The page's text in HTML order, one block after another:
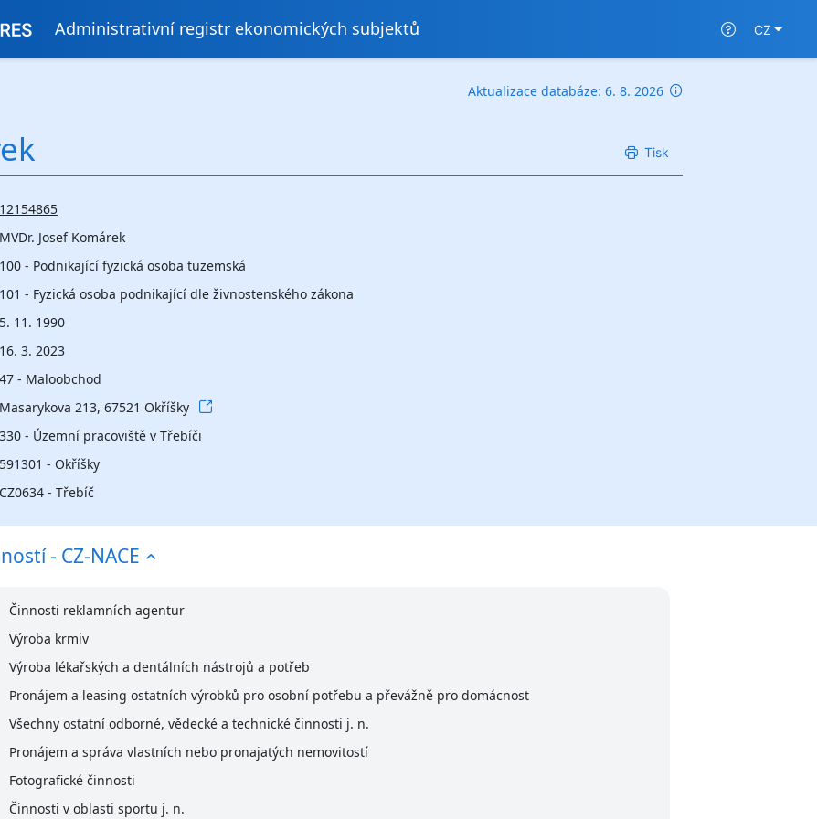
Administrativní registr ekonomických subjektů CZ
Aktualizace databáze: 6. 8. 2026
Tisk
12154865
MVDr. Josef Komárek
100 - Podnikající fyzická osoba tuzemská
101 - Fyzická osoba podnikající dle živnostenského zákona
5. 11. 1990
16. 3. 2023
47 - Maloobchod
Masarykova 213, 67521 Okříšky
330 - Územní pracoviště v Třebíči
591301 - Okříšky
CZ0634 - Třebíč
- CZ-NACE
Činnosti reklamních agentur
Výroba krmiv
Výroba lékařských a dentálních nástrojů a potřeb
Pronájem a leasing ostatních výrobků pro osobní potřebu a převážně pro domácnost
Všechny ostatní odborné, vědecké a technické činnosti j. n.
Pronájem a správa vlastních nebo pronajatých nemovitostí
Fotografické činnosti
Činnosti v oblasti sportu j. n.